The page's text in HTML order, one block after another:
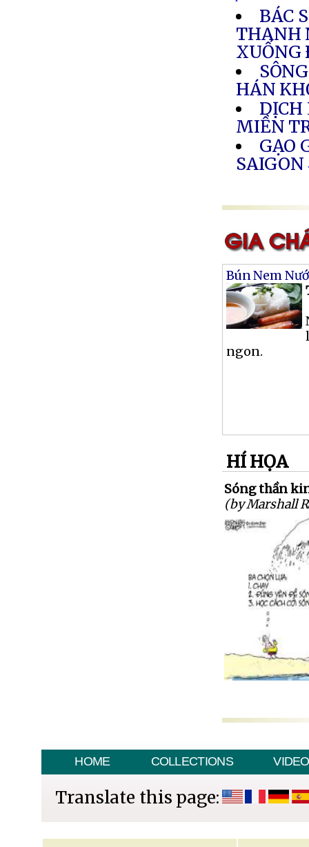
BÁC
THANH
XUỐNG
HÁN
DỊCH
MIỀN
GẠO
SAIGON
Bún Nem
ngon.
HÍ HỌA
Sóng thần
(by Marshall
HOME COLLECTIONS VIDEO
Translate this page: